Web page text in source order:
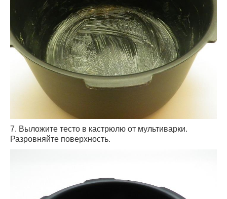
7. Выложите тесто в кастрюлю от мультиварки.
Разровняйте поверхность.